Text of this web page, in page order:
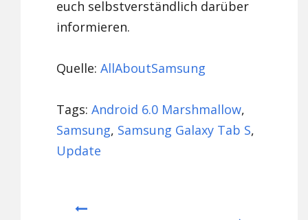
euch selbstverständlich darüber
informieren.
Quelle:AllAboutSamsung
Tags:Android 6.0 Marshmallow,
Samsung, Samsung Galaxy Tab S,
Update